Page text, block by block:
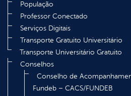
População
Professor Conectado
Serviços Digitais
Transporte Gratuito Universitário
Transporte Universitário Gratuito
Conselhos
Conselho de
Fundeb – CACS/FUNDEB